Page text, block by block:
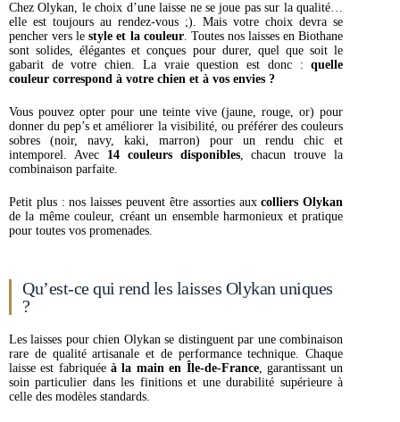
Chez Olykan, le choix d’une laisse ne se joue pas sur la qualité…
elle est toujours au rendez-vous ;). Mais votre choix devra se
pencher vers lestyle et la couleur. Toutes nos laisses en Biothane
sont solides, élégantes et conçues pour durer, quel que soit le
gabarit de votre chien. La vraie question est donc :quelle
couleur correspond à votre chien et à vos envies ?
Vous pouvez opter pour une teinte vive (jaune, rouge, or) pour
donner du pep’s et améliorer la visibilité, ou préférer des couleurs
sobres (noir, navy, kaki, marron) pour un rendu chic et
intemporel. Avec 14 couleurs disponibles, chacun trouve la
combinaison parfaite.
Petit plus : nos laisses peuvent être assorties auxcolliers Olykan
de la même couleur, créant un ensemble harmonieux et pratique
pour toutes vos promenades.
Qu’est-ce qui rend les laisses Olykan uniques
?
Les laisses pour chien Olykan se distinguent par une combinaison
rare de qualité artisanale et de performance technique. Chaque
laisse est fabriquéeà la main en Île-de-France, garantissant un
soin particulier dans les finitions et une durabilité supérieure à
celle des modèles standards.